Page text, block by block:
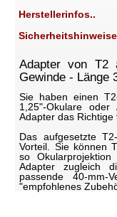
Herstellerinfos..
Adapter von T2
Gewinde - Länge
Sie haben einen
1,25"-Okulare
Adapter das Richtige
Das aufgesetzte
Vorteil. Sie können
so
Adapter zugleich
passende 40-mm-
"empfohlenes